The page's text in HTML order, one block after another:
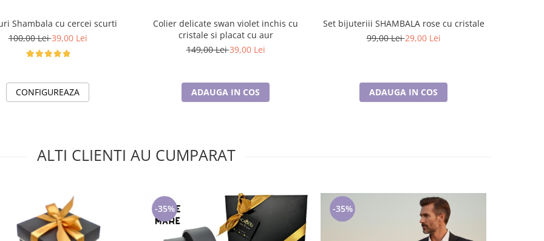
Shambala cu cercei scurti
100,00 Lei39,00 Lei
CONFIGUREAZA
Colier delicate swan violet inchis cu
cristale si placat cu aur
149,00 Lei39,00 Lei
ADAUGA IN COS
Set bijuteriii SHAMBALA rose cu cristale
99,00 Lei29,00 Lei
ADAUGA IN COS
ALTI CLIENTI AU CUMPARAT
-35% -35%